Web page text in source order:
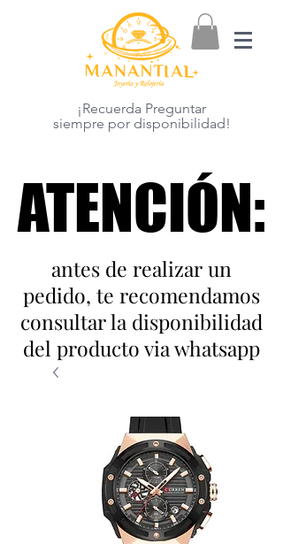
¡Recuerda Preguntar
siempre por disponibilidad!
ATENCIÓN:
ATENCIÓN:
antes de realizar un
pedido, te recomendamos
consultar la disponibilidad
del producto via whatsapp